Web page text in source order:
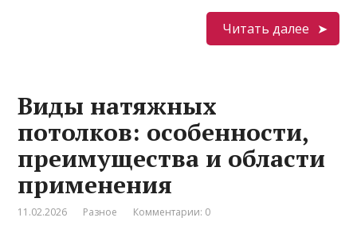
Читать далее
Виды натяжных
потолков: особенности,
преимущества и области
применения
11.02.2026 Разное Комментарии: 0